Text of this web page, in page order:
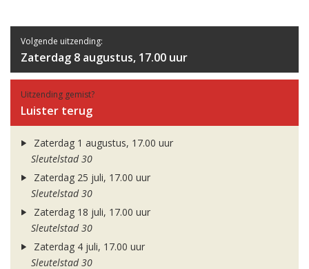
Volgende uitzending:
Zaterdag 8 augustus, 17.00 uur
Uitzending gemist?
Luister terug
Zaterdag 1 augustus, 17.00 uur
Sleutelstad 30
Zaterdag 25 juli, 17.00 uur
Sleutelstad 30
Zaterdag 18 juli, 17.00 uur
Sleutelstad 30
Zaterdag 4 juli, 17.00 uur
Sleutelstad 30